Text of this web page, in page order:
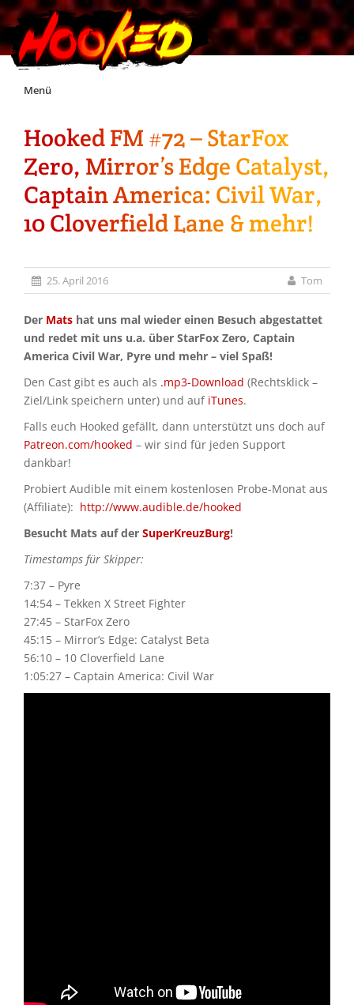
Skip
Menü
Unterstützt Hooked!
Exklusiv für Supporter*innen
Impressum
Jobs
Discord
Hooked FM #72 – StarFox
Zero, Mirror’s Edge Catalyst,
Captain America: Civil War,
10 Cloverfield Lane & mehr!
25. April 2016 Tom
Der Mats hat uns mal wieder einen Besuch abgestattet
und redet mit uns u.a. über StarFox Zero, Captain
America Civil War, Pyre und mehr – viel Spaß!
Den Cast gibt es auch als .mp3-Download (Rechtsklick –
Ziel/Link speichern unter) und auf iTunes.
Falls euch Hooked gefällt, dann unterstützt uns doch auf
Patreon.com/hooked – wir sind für jeden Support
dankbar!
Probiert Audible mit einem kostenlosen Probe-Monat aus
(Affiliate): http://www.audible.de/hooked
Besucht Mats auf der SuperKreuzBurg!
Timestamps für Skipper:
7:37 – Pyre
14:54 – Tekken X Street Fighter
27:45 – StarFox Zero
45:15 – Mirror’s Edge: Catalyst Beta
56:10 – 10 Cloverfield Lane
1:05:27 – Captain America: Civil War